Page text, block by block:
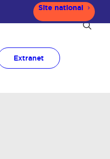
Site national
Extranet